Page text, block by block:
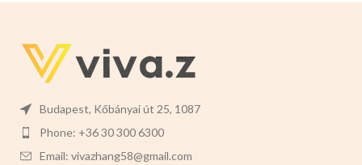
Budapest, Kőbányai út 25, 1087
Phone: +36 30 300 6300
Email: vivazhang58@gmail.com